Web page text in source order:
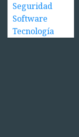
Seguridad
Software
Tecnología